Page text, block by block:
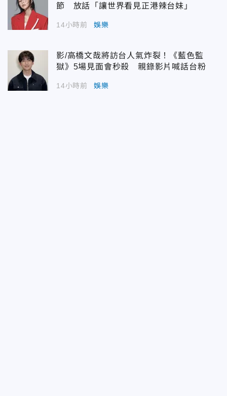
節 放話「讓世界看見正港辣台妹」
14小時前 娛樂
影/高橋文哉將訪台人氣炸裂！《藍色監
獄》5場見面會秒殺 親錄影片喊話台粉
14小時前 娛樂